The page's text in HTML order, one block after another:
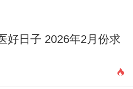
好日子 2026年2月份求